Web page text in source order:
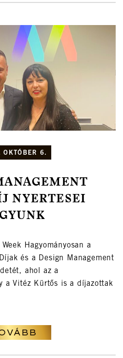
6.
NYERTESEI
Hagyományosan a
és a Design Management
ahol az a
a Vitéz Kürtős is a díjazottak